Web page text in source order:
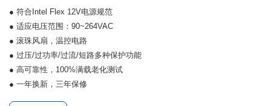
● 符合Intel Flex 12V电源规范
● 适应电压范围：90~264VAC
● 滚珠风扇，温控电路
● 过压/过功率/过流/短路多种保护功能
● 高可靠性，100%满载老化测试
● 一年换新，三年保修